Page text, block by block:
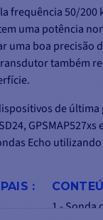
frequência 50/200
uma potência
uma boa precisão
também
de última
GPSMAP527xs
Echo
:
1 - Sonda